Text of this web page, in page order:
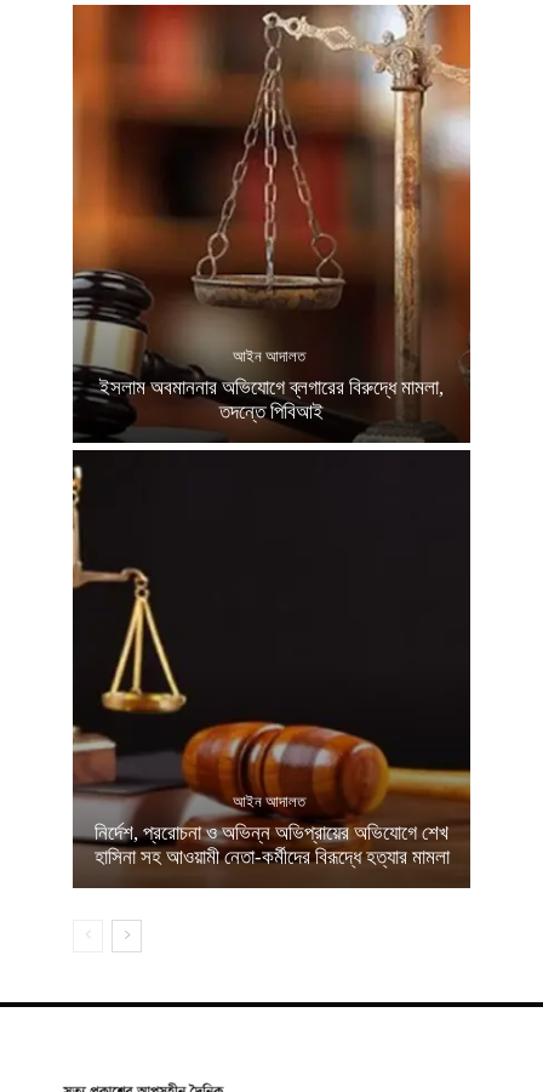
আইন আদালত
ইসলাম অবমাননার অভিযোগে ব্লগারের বিরুদ্ধে মামলা,
তদন্তে পিবিআই
আইন আদালত
নির্দেশ, প্ররোচনা ও অভিন্ন অভিপ্রায়ের অভিযোগে শেখ
হাসিনা সহ আওয়ামী নেতা-কর্মীদের বিরূদ্ধে হত্যার মামলা